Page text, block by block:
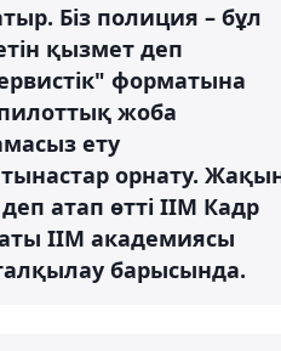
Біз полиция – бұл
қызмет деп
форматына
жоба
ету
орнату.
атап өтті ІІМ Кадр
ІІМ академиясы
барысында.